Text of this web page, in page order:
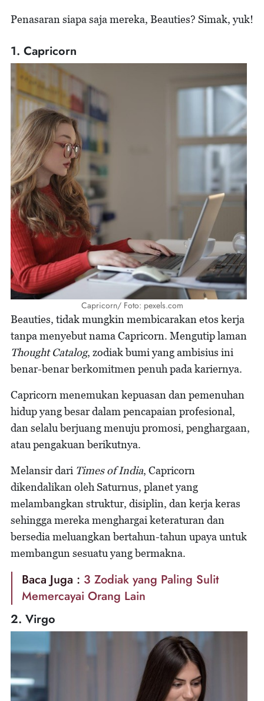
Penasaran siapa saja mereka, Beauties? Simak, yuk!
1. Capricorn
Capricorn/ Foto: pexels.com
Beauties, tidak mungkin membicarakan etos kerja
tanpa menyebut nama Capricorn. Mengutip laman
Thought Catalog, zodiak bumi yang ambisius ini
benar-benar berkomitmen penuh pada kariernya.
Capricorn menemukan kepuasan dan pemenuhan
hidup yang besar dalam pencapaian profesional,
dan selalu berjuang menuju promosi, penghargaan,
atau pengakuan berikutnya.
Melansir dari Times of India, Capricorn
dikendalikan oleh Saturnus, planet yang
melambangkan struktur, disiplin, dan kerja keras
sehingga mereka menghargai keteraturan dan
bersedia meluangkan bertahun-tahun upaya untuk
membangun sesuatu yang bermakna.
Baca Juga : 3 Zodiak yang Paling Sulit
Memercayai Orang Lain
2. Virgo